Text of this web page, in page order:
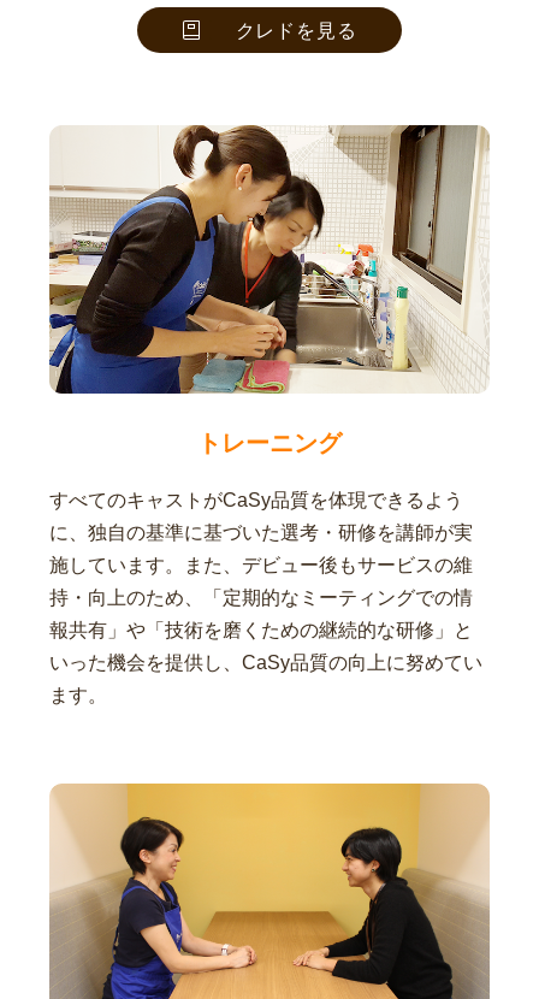
クレドを見る
トレーニング
すべてのキャストがCaSy品質を体現できるよう
に、独自の基準に基づいた選考・研修を講師が実
施しています。また、デビュー後もサービスの維
持・向上のため、「定期的なミーティングでの情
報共有」や「技術を磨くための継続的な研修」と
いった機会を提供し、CaSy品質の向上に努めてい
ます。